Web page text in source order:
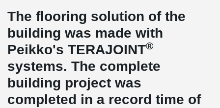
The flooring solution of the
building was made with
Peikko's TERAJOINT®
systems. The complete
building project was
completed in a record time of